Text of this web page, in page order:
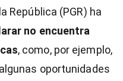
República (PGR) ha
no encuentra
, como, por ejemplo,
oportunidades